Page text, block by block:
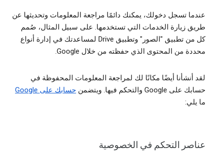
عندما تسجل دخولك، يمكنك دائمًا مراجعة المعلومات وتحديثها عن
طريق زيارة الخدمات التي تستخدمها. على سبيل المثال، صُمم
كل من تطبيق "الصور" وتطبيق Drive لمساعدتك في إدارة أنواع
محددة من المحتوى الذي حفظته من خلال Google.
لقد أنشأنا أيضًا مكانًا لك لمراجعة المعلومات المحفوظة في
حسابك على Google والتحكم فيها. ويتضمن
حسابك على Google
ما يلي:
عناصر التحكم في الخصوصية